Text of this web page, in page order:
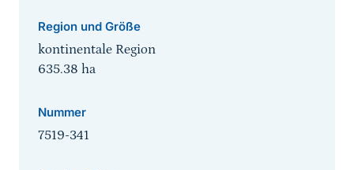
Region und Größe
kontinentale Region
635.38 ha
Nummer
7519-341